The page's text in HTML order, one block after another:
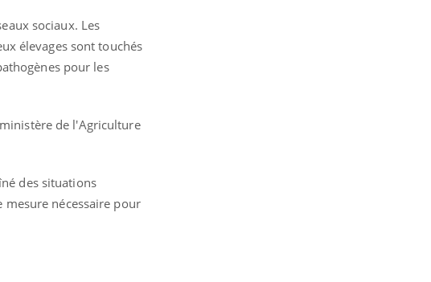
sociaux. Les
élevages sont touchés
pour les
de l'Agriculture
des situations
nécessaire pour